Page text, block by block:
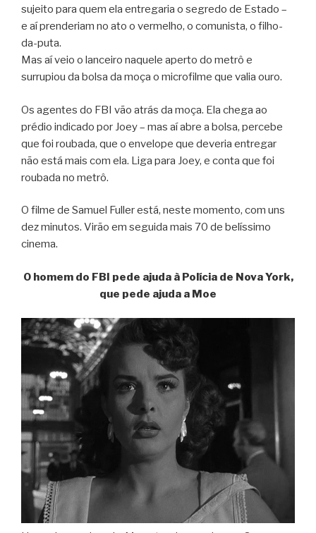
sujeito para quem ela entregaria o segredo de Estado –
e aí prenderiam no ato o vermelho, o comunista, o filho-
da-puta.
Mas aí veio o lanceiro naquele aperto do metrô e
surrupiou da bolsa da moça o microfilme que valia ouro.
Os agentes do FBI vão atrás da moça. Ela chega ao
prédio indicado por Joey – mas aí abre a bolsa, percebe
que foi roubada, que o envelope que deveria entregar
não está mais com ela. Liga para Joey, e conta que foi
roubada no metrô.
O filme de Samuel Fuller está, neste momento, com uns
dez minutos. Virão em seguida mais 70 de belíssimo
cinema.
O homem do FBI pede ajuda à Polícia de Nova York,
que pede ajuda a Moe